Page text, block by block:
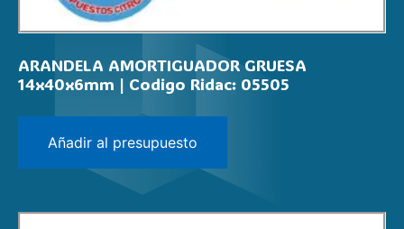
ARANDELA AMORTIGUADOR GRUESA
14x40x6mm | Codigo Ridac: 05505
Añadir al presupuesto